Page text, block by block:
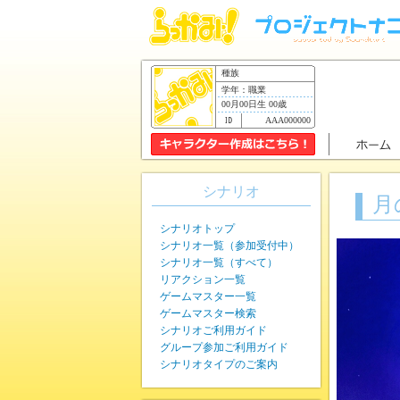
種族
学年：職業
00月00日生 00歳
AAA000000
シナリオ
シナリオトップ
シナリオ一覧（参加受付中）
シナリオ一覧（すべて）
リアクション一覧
ゲームマスター一覧
ゲームマスター検索
シナリオご利用ガイド
グループ参加ご利用ガイド
シナリオタイプのご案内